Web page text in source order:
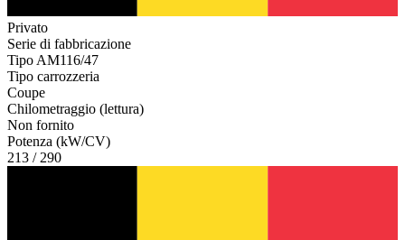
Privato
Serie di fabbricazione
Tipo AM116/47
Tipo carrozzeria
Coupe
Chilometraggio (lettura)
Non fornito
Potenza (kW/CV)
213 / 290